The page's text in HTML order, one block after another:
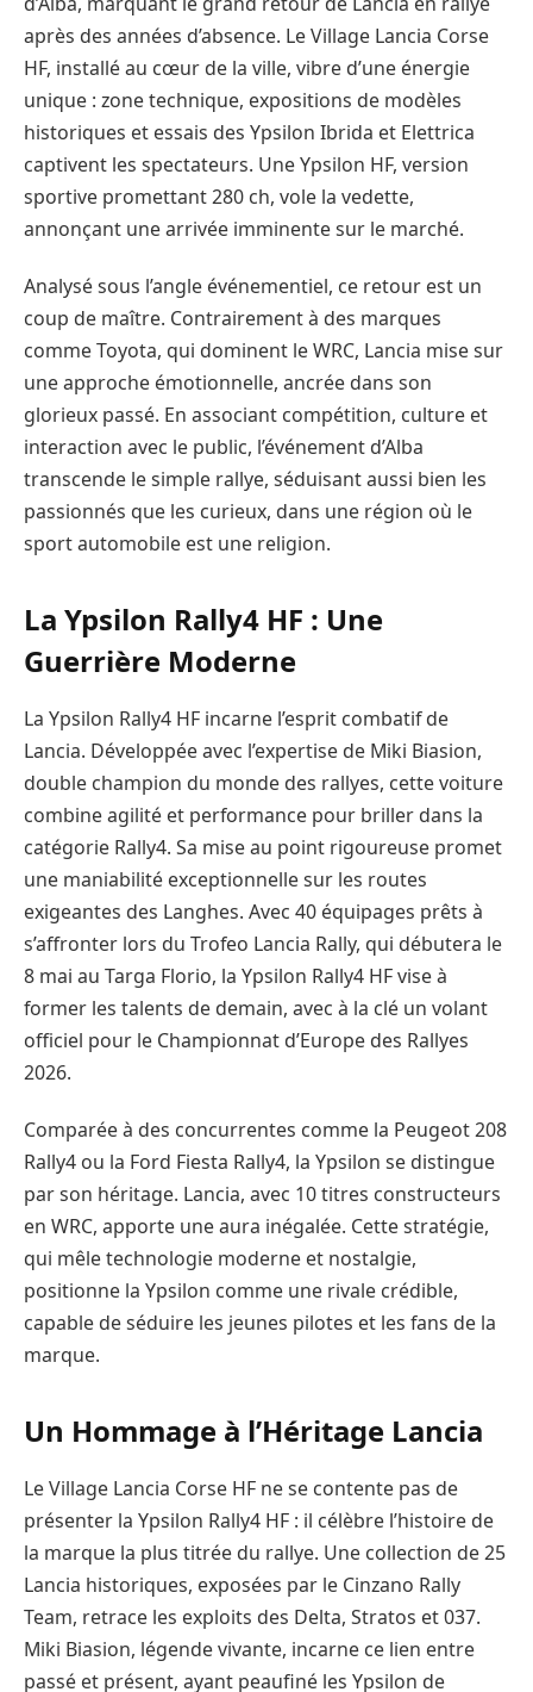
après des années d’absence. Le Village Lancia Corse
HF, installé au cœur de la ville, vibre d’une énergie
unique : zone technique, expositions de modèles
historiques et essais des Ypsilon Ibrida et Elettrica
captivent les spectateurs. Une Ypsilon HF, version
sportive promettant 280 ch, vole la vedette,
annonçant une arrivée imminente sur le marché.
Analysé sous l’angle événementiel, ce retour est un
coup de maître. Contrairement à des marques
comme Toyota, qui dominent le WRC, Lancia mise sur
une approche émotionnelle, ancrée dans son
glorieux passé. En associant compétition, culture et
interaction avec le public, l’événement d’Alba
transcende le simple rallye, séduisant aussi bien les
passionnés que les curieux, dans une région où le
sport automobile est une religion.
La Ypsilon Rally4 HF : Une
Guerrière Moderne
La Ypsilon Rally4 HF incarne l’esprit combatif de
Lancia. Développée avec l’expertise de Miki Biasion,
double champion du monde des rallyes, cette voiture
combine agilité et performance pour briller dans la
catégorie Rally4. Sa mise au point rigoureuse promet
une maniabilité exceptionnelle sur les routes
exigeantes des Langhes. Avec 40 équipages prêts à
s’affronter lors du Trofeo Lancia Rally, qui débutera le
8 mai au Targa Florio, la Ypsilon Rally4 HF vise à
former les talents de demain, avec à la clé un volant
officiel pour le Championnat d’Europe des Rallyes
2026.
Comparée à des concurrentes comme la Peugeot 208
Rally4 ou la Ford Fiesta Rally4, la Ypsilon se distingue
par son héritage. Lancia, avec 10 titres constructeurs
en WRC, apporte une aura inégalée. Cette stratégie,
qui mêle technologie moderne et nostalgie,
positionne la Ypsilon comme une rivale crédible,
capable de séduire les jeunes pilotes et les fans de la
marque.
Un Hommage à l’Héritage Lancia
Le Village Lancia Corse HF ne se contente pas de
présenter la Ypsilon Rally4 HF : il célèbre l’histoire de
la marque la plus titrée du rallye. Une collection de 25
Lancia historiques, exposées par le Cinzano Rally
Team, retrace les exploits des Delta, Stratos et 037.
Miki Biasion, légende vivante, incarne ce lien entre
passé et présent, ayant peaufiné les Ypsilon de